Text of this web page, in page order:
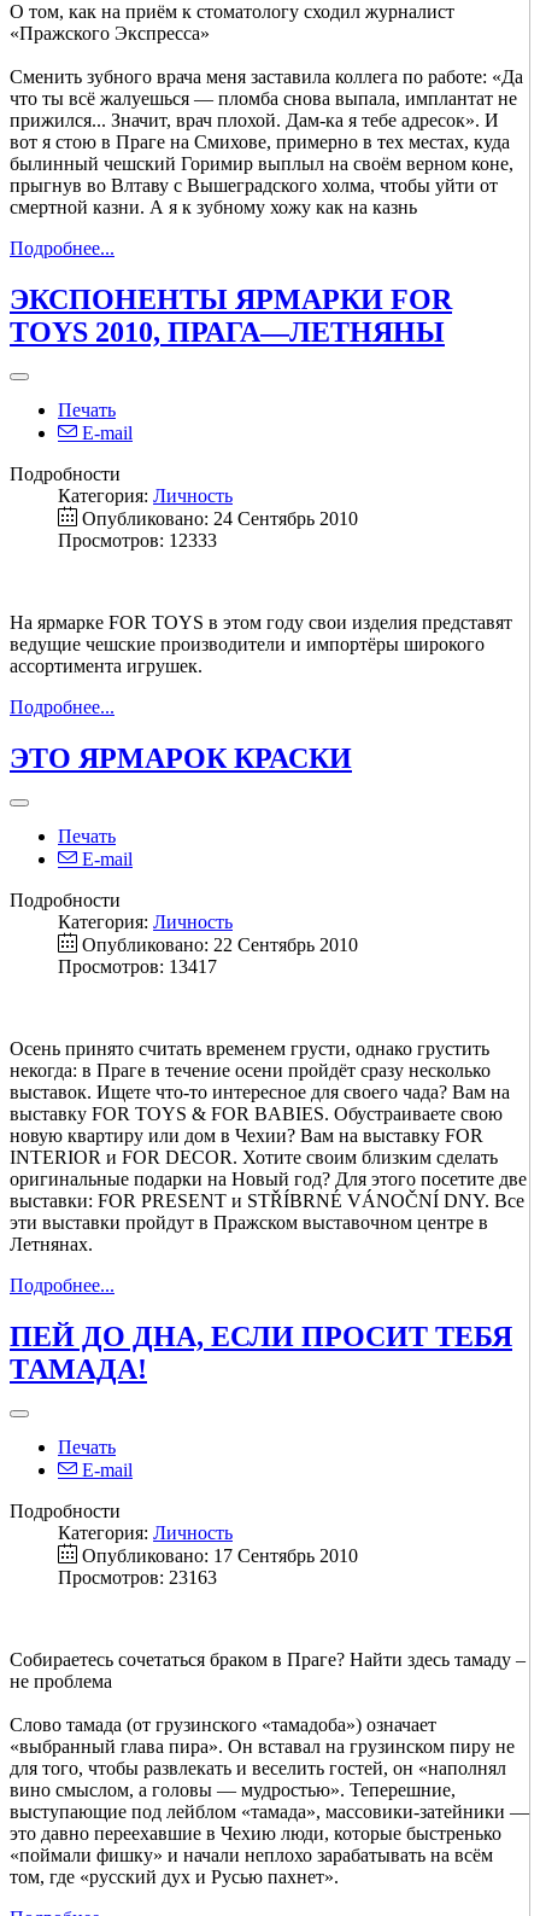
О том, как на приём к стоматологу сходил журналист
«Пражского Экспресса»
Сменить зубного врача меня заставила коллега по работе: «Да
что ты всё жалуешься — пломба снова выпала, имплантат не
прижился... Значит, врач плохой. Дам-ка я тебе адресок». И
вот я стою в Праге на Смихове, примерно в тех местах, куда
былинный чешский Горимир выплыл на своём верном коне,
прыгнув во Влтаву с Вышеградского холма, чтобы уйти от
смертной казни. А я к зубному хожу как на казнь
Подробнее...
ЭКСПОНЕНТЫ ЯРМАРКИ FOR
TOYS 2010, ПРАГА—ЛЕТНЯНЫ
Печать
E-mail
Подробности
Категория: Личность
Опубликовано: 24 Сентябрь 2010
Просмотров: 12333
На ярмарке FOR TOYS в этом году свои изделия представят
ведущие чешские производители и импортёры широкого
ассортимента игрушек.
Подробнее...
ЭТО ЯРМАРОК КРАСКИ
Печать
E-mail
Подробности
Категория: Личность
Опубликовано: 22 Сентябрь 2010
Просмотров: 13417
Осень принято считать временем грусти, однако грустить
некогда: в Праге в течение осени пройдёт сразу несколько
выставок. Ищете что-то интересное для своего чада? Вам на
выставку FOR TOYS & FOR BABIES. Обустраиваете свою
новую квартиру или дом в Чехии? Вам на выставку FOR
INTERIOR и FOR DECOR. Хотите своим близким сделать
оригинальные подарки на Новый год? Для этого посетите две
выставки: FOR PRESENT и STŘÍBRNÉ VÁNOČNÍ DNY. Все
эти выставки пройдут в Пражском выставочном центре в
Летнянах.
Подробнее...
ПЕЙ ДО ДНА, ЕСЛИ ПРОСИТ ТЕБЯ
ТАМАДА!
Печать
E-mail
Подробности
Категория: Личность
Опубликовано: 17 Сентябрь 2010
Просмотров: 23163
Собираетесь сочетаться браком в Праге? Найти здесь тамаду –
не проблема
Слово тамада (от грузинского «тамадоба») означает
«выбранный глава пира». Он вставал на грузинском пиру не
для того, чтобы развлекать и веселить гостей, он «наполнял
вино смыслом, а головы — мудростью». Теперешние,
выступающие под лейблом «тамада», массовики-затейники —
это давно переехавшие в Чехию люди, которые быстренько
«поймали фишку» и начали неплохо зарабатывать на всём
том, где «русский дух и Русью пахнет».